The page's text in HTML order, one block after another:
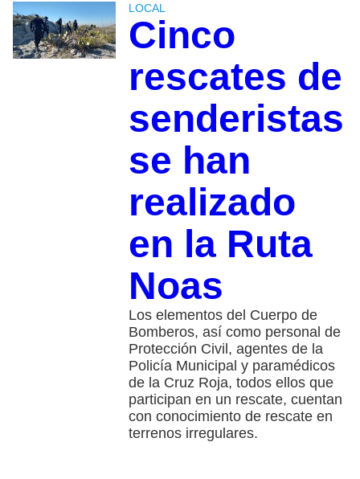
LOCAL
Cinco
rescates de
senderistas
se han
realizado
en la Ruta
Noas
Los elementos del Cuerpo de
Bomberos, así como personal de
Protección Civil, agentes de la
Policía Municipal y paramédicos
de la Cruz Roja, todos ellos que
participan en un rescate, cuentan
con conocimiento de rescate en
terrenos irregulares.